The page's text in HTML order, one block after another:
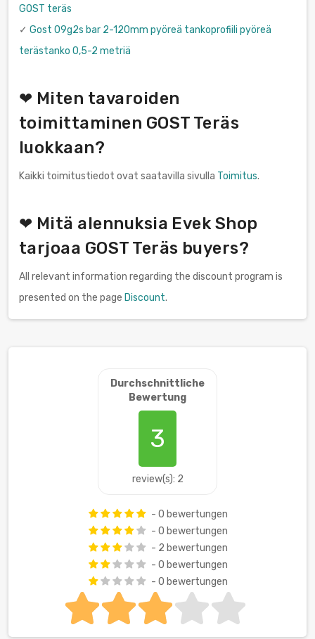
GOST teräs
✓ Gost 09g2s bar 2-120mm pyöreä tankoprofiili pyöreä
terästanko 0,5-2 metriä
❤ Miten tavaroiden
toimittaminen GOST Teräs
luokkaan?
Kaikki toimitustiedot ovat saatavilla sivulla Toimitus.
❤ Mitä alennuksia Evek Shop
tarjoaa GOST Teräs buyers?
All relevant information regarding the discount program is
presented on the page Discount.
Durchschnittliche
Bewertung
3
review(s): 2
- 0 bewertungen
- 0 bewertungen
- 2 bewertungen
- 0 bewertungen
- 0 bewertungen